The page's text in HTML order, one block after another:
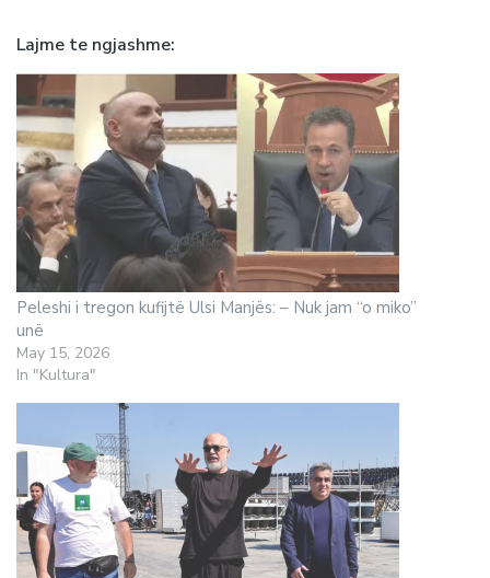
Lajme te ngjashme
Peleshi i tregon kufijtë Ulsi Manjës: – Nuk jam “o miko”
unë
May 15, 2026
In "Kultura"